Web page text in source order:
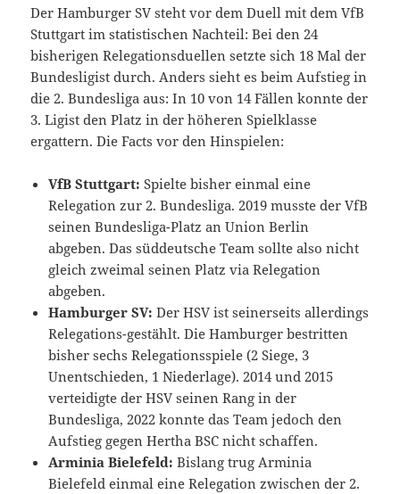
Der Hamburger SV steht vor dem Duell mit dem VfB
Stuttgart im statistischen Nachteil: Bei den 24
bisherigen Relegationsduellen setzte sich 18 Mal der
Bundesligist durch. Anders sieht es beim Aufstieg in
die 2. Bundesliga aus: In 10 von 14 Fällen konnte der
3. Ligist den Platz in der höheren Spielklasse
ergattern. Die Facts vor den Hinspielen:
VfB Stuttgart:Spielte bisher einmal eine
Relegation zur 2. Bundesliga. 2019 musste der VfB
seinen Bundesliga-Platz an Union Berlin
abgeben. Das süddeutsche Team sollte also nicht
gleich zweimal seinen Platz via Relegation
abgeben.
Hamburger SV: Der HSV ist seinerseits allerdings
Relegations-gestählt. Die Hamburger bestritten
bisher sechs Relegationsspiele (2 Siege, 3
Unentschieden, 1 Niederlage). 2014 und 2015
verteidigte der HSV seinen Rang in der
Bundesliga, 2022 konnte das Team jedoch den
Aufstieg gegen Hertha BSC nicht schaffen.
Arminia Bielefeld: Bislang trug Arminia
Bielefeld einmal eine Relegation zwischen der 2.